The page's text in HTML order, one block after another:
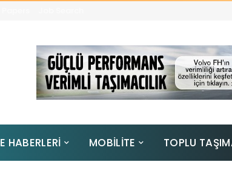
HABERLERİ MOBİLİTE TOPLU